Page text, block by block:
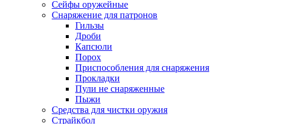
Сейфы оружейные
Снаряжение для патронов
Гильзы
Дроби
Капсюли
Порох
Приспособления для снаряжения
Прокладки
Пули не снаряженные
Пыжи
Средства для чистки оружия
Страйкбол